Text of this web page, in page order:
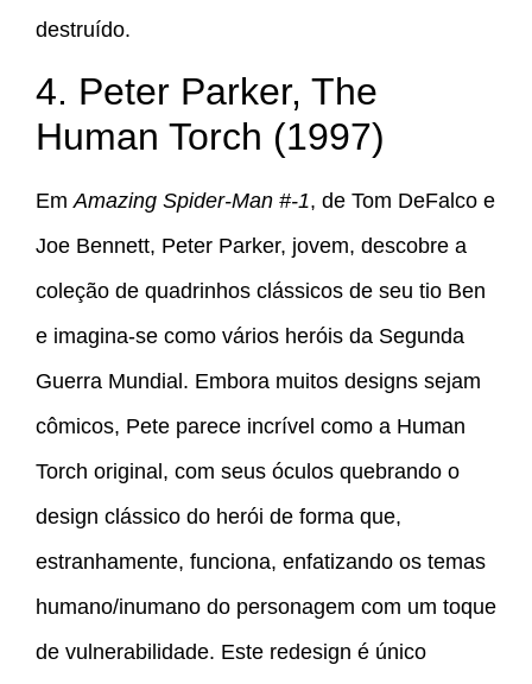
destruído.
4. Peter Parker, The
Human Torch (1997)
EmAmazing Spider-Man #-1, de Tom DeFalco e
Joe Bennett, Peter Parker, jovem, descobre a
coleção de quadrinhos clássicos de seu tio Ben
e imagina-se como vários heróis da Segunda
Guerra Mundial. Embora muitos designs sejam
cômicos, Pete parece incrível como a Human
Torch original, com seus óculos quebrando o
design clássico do herói de forma que,
estranhamente, funciona, enfatizando os temas
humano/inumano do personagem com um toque
de vulnerabilidade. Este redesign é único